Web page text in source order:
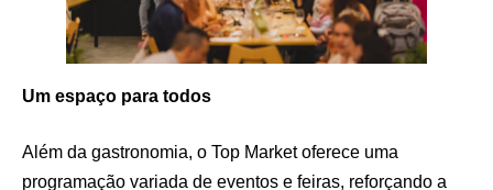
Um espaço para todos
Além da gastronomia, o Top Market oferece uma
programação variada de eventos e feiras, reforçando a